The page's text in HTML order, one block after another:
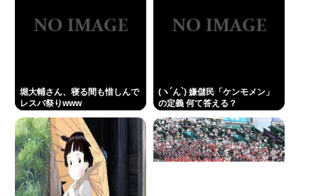
両親「もう結婚しろとは言わない。でも老後に独り
中国の二足歩行ロボ 服着せて胸ふくらませたらアイ
ドルみたいな可愛さを醸し出すようになる
【タラコ悲報】削ジェンヌこと西村ゆか、ひろきに
離婚を提示www
俺は身長165センチだけどそんなに低くないよね？
堀大輔さん、寝る間も惜しんで
レスバ祭りwww
(ヽ´ん`) 嫌儲民「ケンモメン」
の定義 何て答える？